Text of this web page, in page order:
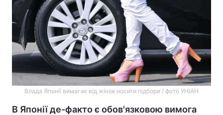
Влада Японії вимагає від жінок носити підбори / фото УНІАН
В Японії де-факто є обов'язковою вимога